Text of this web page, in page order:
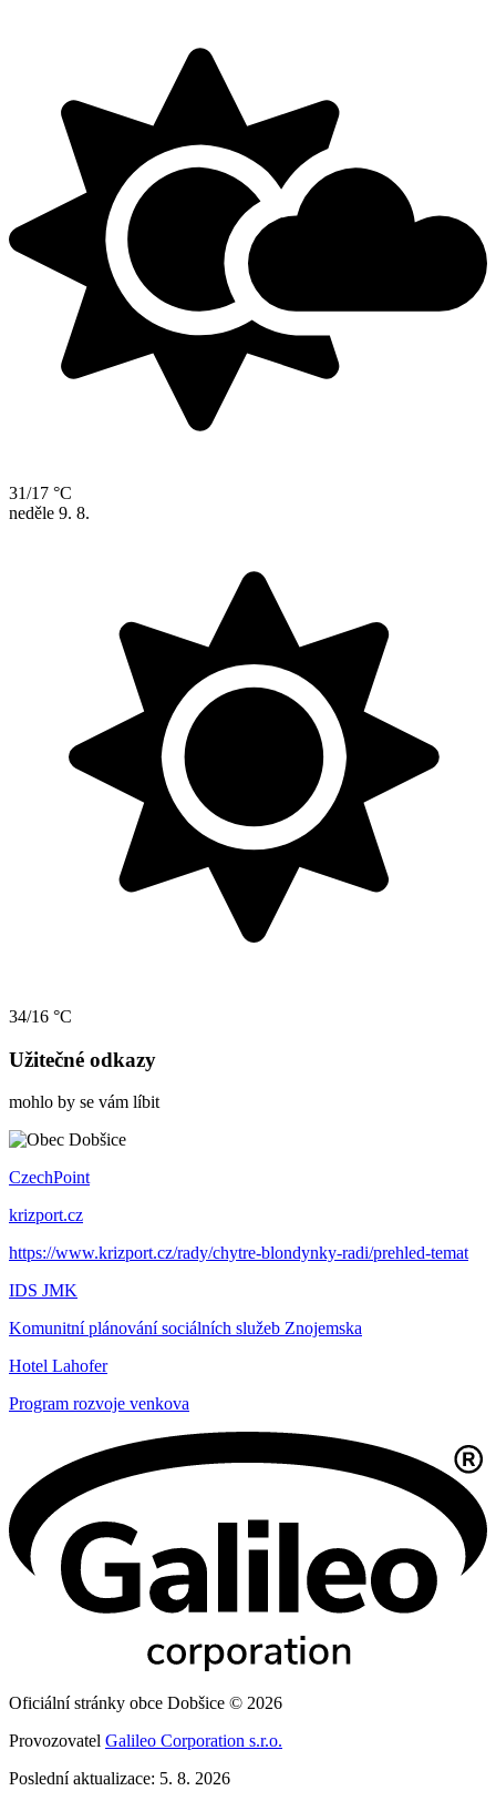
31/17 °C
neděle 9. 8.
34/16 °C
Užitečné odkazy
mohlo by se vám líbit
CzechPoint
krizport.cz
https://www.krizport.cz/rady/chytre-blondynky-radi/prehled-temat
IDS JMK
Komunitní plánování sociálních služeb Znojemska
Hotel Lahofer
Program rozvoje venkova
Oficiální stránky obce Dobšice © 2026
Provozovatel Galileo Corporation s.r.o.
Poslední aktualizace: 5. 8. 2026